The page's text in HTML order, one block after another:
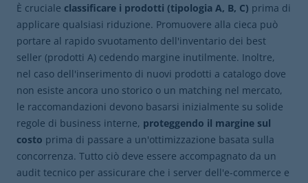
È cruciale classificare i prodotti (tipologia A, B, C) prima di
applicare qualsiasi riduzione. Promuovere alla cieca può
portare al rapido svuotamento dell'inventario dei best
seller (prodotti A) cedendo margine inutilmente. Inoltre,
nel caso dell'inserimento di nuovi prodotti a catalogo dove
non esiste ancora uno storico o un matching nel mercato,
le raccomandazioni devono basarsi inizialmente su solide
regole di business interne, proteggendo il margine sul
costo prima di passare a un'ottimizzazione basata sulla
concorrenza. Tutto ciò deve essere accompagnato da un
audit tecnico per assicurare che i server dell'e-commerce e